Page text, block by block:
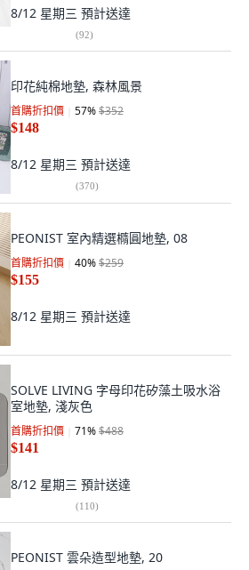
8/12 星期三 預計送達
(92)
印花純棉地墊, 森林風景
首購折扣價 57%$352
$148
8/12 星期三 預計送達
(370)
PEONIST 室內精選橢圓地墊, 08
首購折扣價 40%$259
$155
8/12 星期三 預計送達
SOLVE LIVING 字母印花矽藻土吸水浴
室地墊, 淺灰色
首購折扣價 71%$488
$141
8/12 星期三 預計送達
(110)
PEONIST 雲朵造型地墊, 20